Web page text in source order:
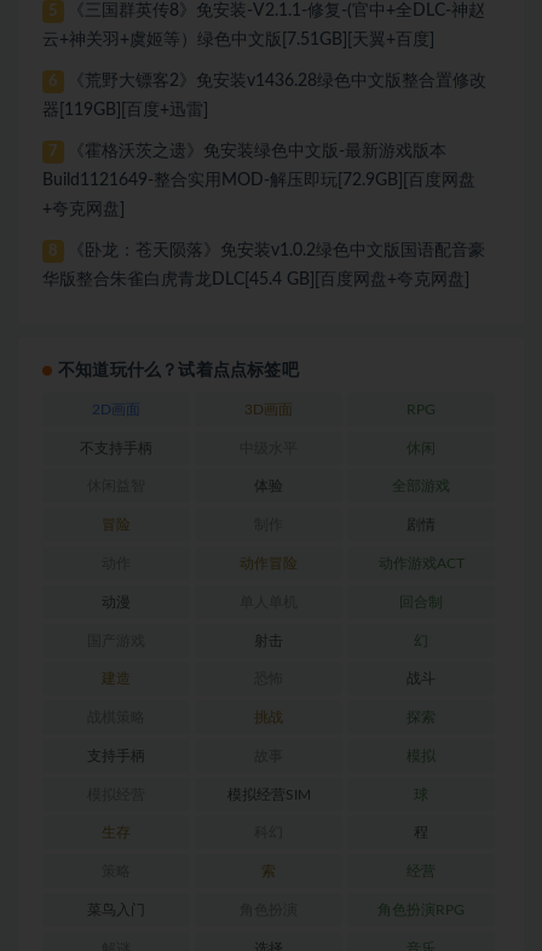
5
《三国群英传8》免安装-V2.1.1-修复-(官中+全DLC-神赵
云+神关羽+虞姬等）绿色中文版[7.51GB][天翼+百度]
6
《荒野大镖客2》免安装v1436.28绿色中文版整合置修改
器[119GB][百度+迅雷]
7
《霍格沃茨之遗》免安装绿色中文版-最新游戏版本
Build1121649-整合实用MOD-解压即玩[72.9GB][百度网盘
+夸克网盘]
8
《卧龙：苍天陨落》免安装v1.0.2绿色中文版国语配音豪
华版整合朱雀白虎青龙DLC[45.4 GB][百度网盘+夸克网盘]
不知道玩什么？试着点点标签吧
2D画面 3D画面 RPG
不支持手柄 休闲
体验 全部游戏
冒险 剧情
动作冒险 动作游戏ACT
动漫 回合制
射击 幻
建造 战斗
挑战 探索
支持手柄 模拟
模拟经营SIM 球
生存 程
索 经营
菜鸟入门 角色扮演RPG